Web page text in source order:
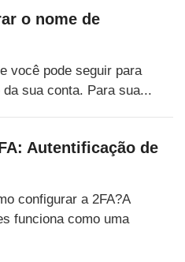
o nome de
você pode seguir para
sua conta. Para sua...
Autentificação de
configurar a 2FA?A
funciona como uma